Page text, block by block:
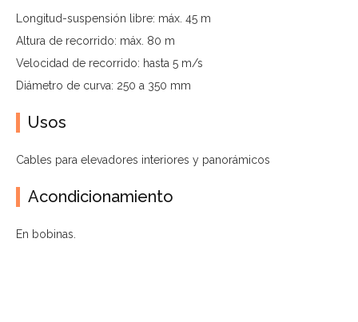
Longitud-suspensión libre: máx. 45 m
Altura de recorrido: máx. 80 m
Velocidad de recorrido: hasta 5 m/s
Diámetro de curva: 250 a 350 mm
Usos
Cables para elevadores interiores y panorámicos
Acondicionamiento
En bobinas.